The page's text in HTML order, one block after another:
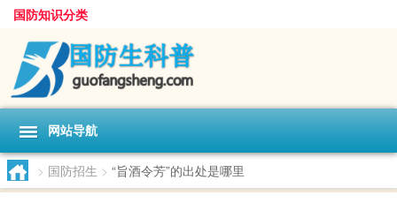
国防知识分类
网站导航
> 国防招生 > “旨酒令芳”的出处是哪里